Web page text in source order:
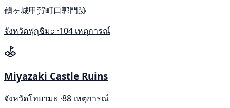
鶴ヶ城甲賀町口郭門跡
จังหวัดฟุกุชิมะ ·104 เหตุการณ์
Miyazaki Castle Ruins
จังหวัดโทยามะ ·88 เหตุการณ์